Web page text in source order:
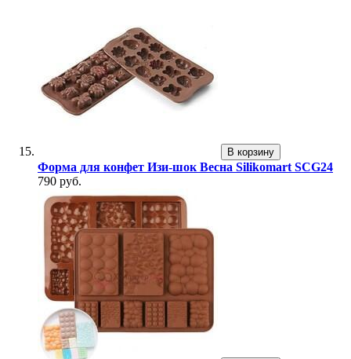
В корзину
Форма для конфет Изи-шок Весна Silikomart SCG24
790 руб.